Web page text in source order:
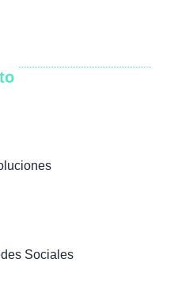
Sociales